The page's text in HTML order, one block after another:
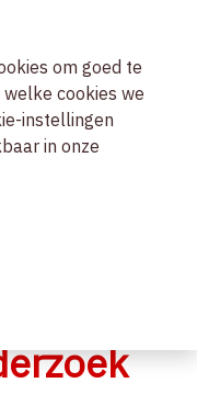
GROUPS EN
TIJDSCHRIFT
REGLEMENT
COMMISSIE
om goed te
cookies we
instellingen
in onze